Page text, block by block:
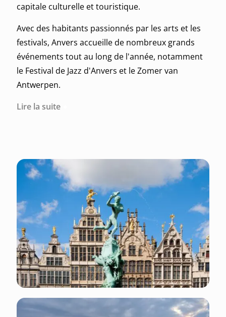
capitale culturelle et touristique.
Avec des habitants passionnés par les arts et les
festivals, Anvers accueille de nombreux grands
événements tout au long de l'année, notamment
le Festival de Jazz d'Anvers et le Zomer van
Antwerpen.
Lire la suite
Dame, le musée Plantin-Moretus, ou encore le
quartier historique avec ses charmantes rues
pavées et ses cafés animés.
Ce qu'il faut faire et voir : visitez le site officiel du
tourisme gouvernemental.
Ce qu'il faut savoir à propos d'Anvers :
Monnaie : EUR (euro)
Indicatif régional téléphonique : +32 3
Électricité : l’électricité en Belgique est de 230